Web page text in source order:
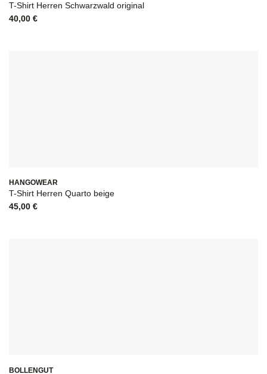
T-Shirt Herren Schwarzwald original
40,00 €
HANGOWEAR
T-Shirt Herren Quarto beige
45,00 €
BOLLENGUT